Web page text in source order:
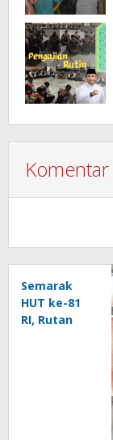
Komentar
Semarak
HUT ke-81
RI, Rutan